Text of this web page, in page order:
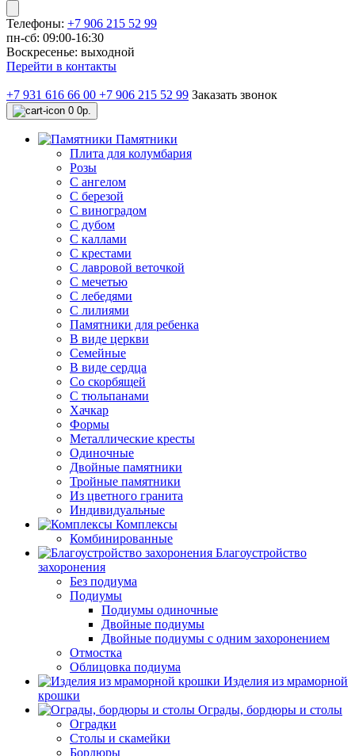
Телефоны: +7 906 215 52 99
пн-сб: 09:00-16:30
Воскресенье: выходной
Перейти в контакты
+7 931 616 66 00 +7 906 215 52 99 Заказать звонок
0 0р.
Памятники
Плита для колумбария
Розы
C ангелом
C березой
С виноградом
С дубом
С каллами
С крестами
С лавровой веточкой
С мечетью
C лебедями
С лилиями
Памятники для ребенка
В виде церкви
Семейные
В виде сердца
Со скорбящей
С тюльпанами
Хачкар
Формы
Металлические кресты
Одиночные
Двойные памятники
Тройные памятники
Из цветного гранита
Индивидуальные
Комплексы
Комбинированные
Благоустройство
захоронения
Без подиума
Подиумы
Подиумы одиночные
Двойные подиумы
Двойные подиумы с одним захоронением
Отмостка
Облицовка подиума
Изделия из мраморной
крошки
Ограды, бордюры и столы
Оградки
Столы и скамейки
Бордюры